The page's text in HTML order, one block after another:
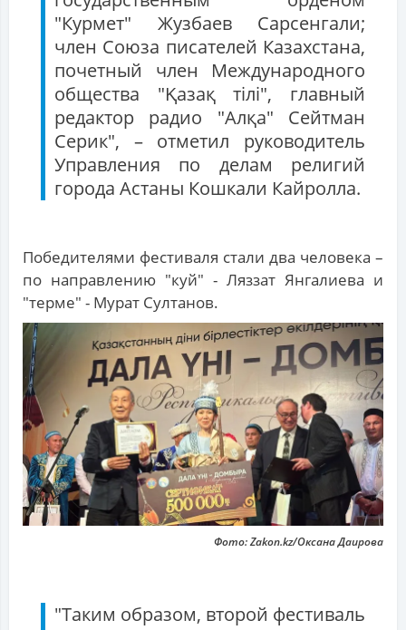
"Курмет" Жузбаев Сарсенгали;
член Союза писателей Казахстана,
почетный член Международного
общества "Қазақ тілі", главный
редактор радио "Алқа" Сейтман
Серик", – отметил руководитель
Управления по делам религий
города Астаны Кошкали Кайролла.
Победителями фестиваля стали два человека –
по направлению "куй" - Ляззат Янгалиева и
"терме" - Мурат Султанов.
Фото: Zakon.kz/Оксана Даирова
"Таким образом, второй фестиваль